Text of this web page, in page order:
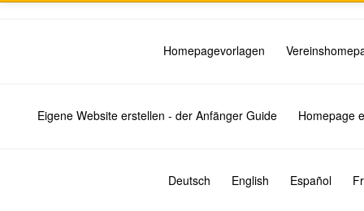
Homepagevorlagen
Eigene Website erstellen - der Anfänger Guide Homepage
Deutsch English Español